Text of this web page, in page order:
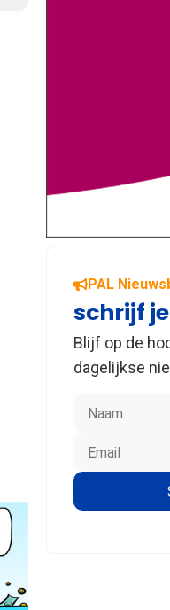
PAL
schrijf
Blijf op de
dagelijkse